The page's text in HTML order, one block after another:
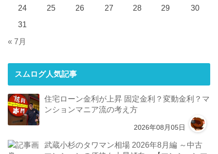
24
25 26 27 28 29
30
31
« 7月
スムログ人気記事
住宅ローン金利が上昇 固定金利？変動金利？マ
ンションマニア流の考え方
2026年08月05日
武蔵小杉のタワマン相場 2026年8月編 ～中古